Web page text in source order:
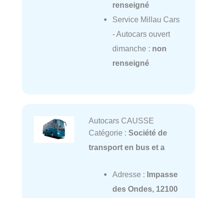
renseigné
Service Millau Cars
- Autocars ouvert
dimanche : non
renseigné
Autocars CAUSSE
Catégorie : Société de
transport en bus et a
Adresse : Impasse
des Ondes, 12100